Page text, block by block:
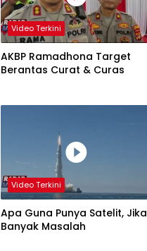
Video Terkini
AKBP Ramadhona Target
Berantas Curat & Curas
Video Terkini
Apa Guna Punya Satelit, Jika
Banyak Masalah